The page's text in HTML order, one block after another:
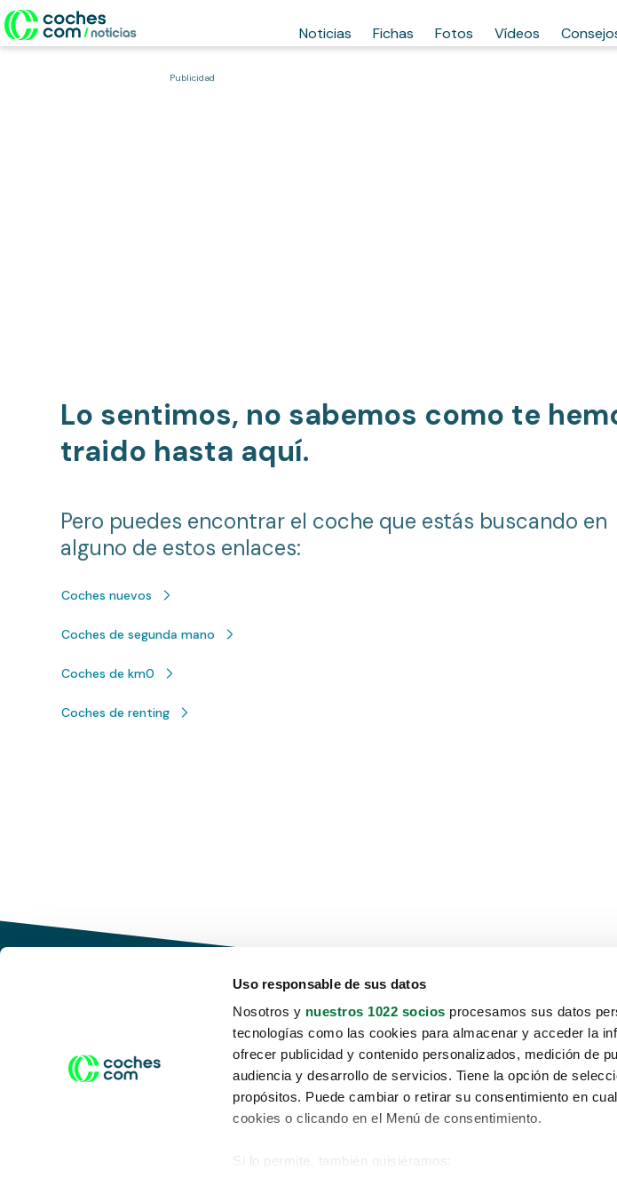
Uso responsable de sus datos
Nosotros y nuestros 1022 socios procesamos sus datos
tecnologías como las cookies para almacenar y acceder la
ofrecer publicidad y contenido personalizados, medición de
audiencia y desarrollo de servicios. Tiene la opción de
propósitos. Puede cambiar o retirar su consentimiento en
cookies o clicando en el Menú de consentimiento.
Si lo permite, también quisiéramos:
Noticias Fichas Fotos Vídeos
Publicidad
Lo sentimos, no sabemos como te
traido hasta aquí.
Pero puedes encontrar el coche que estás buscando en
alguno de estos enlaces:
Coches nuevos
Coches de segunda mano
Coches de km0
Coches de renting
Conduce tu futuro,
desata tu movilidad